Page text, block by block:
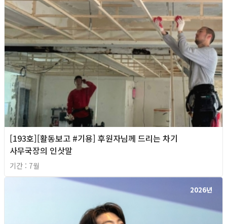
[193호][활동보고 #기용] 후원자님께 드리는 차기
사무국장의 인삿말
기간 : 7월
2026년